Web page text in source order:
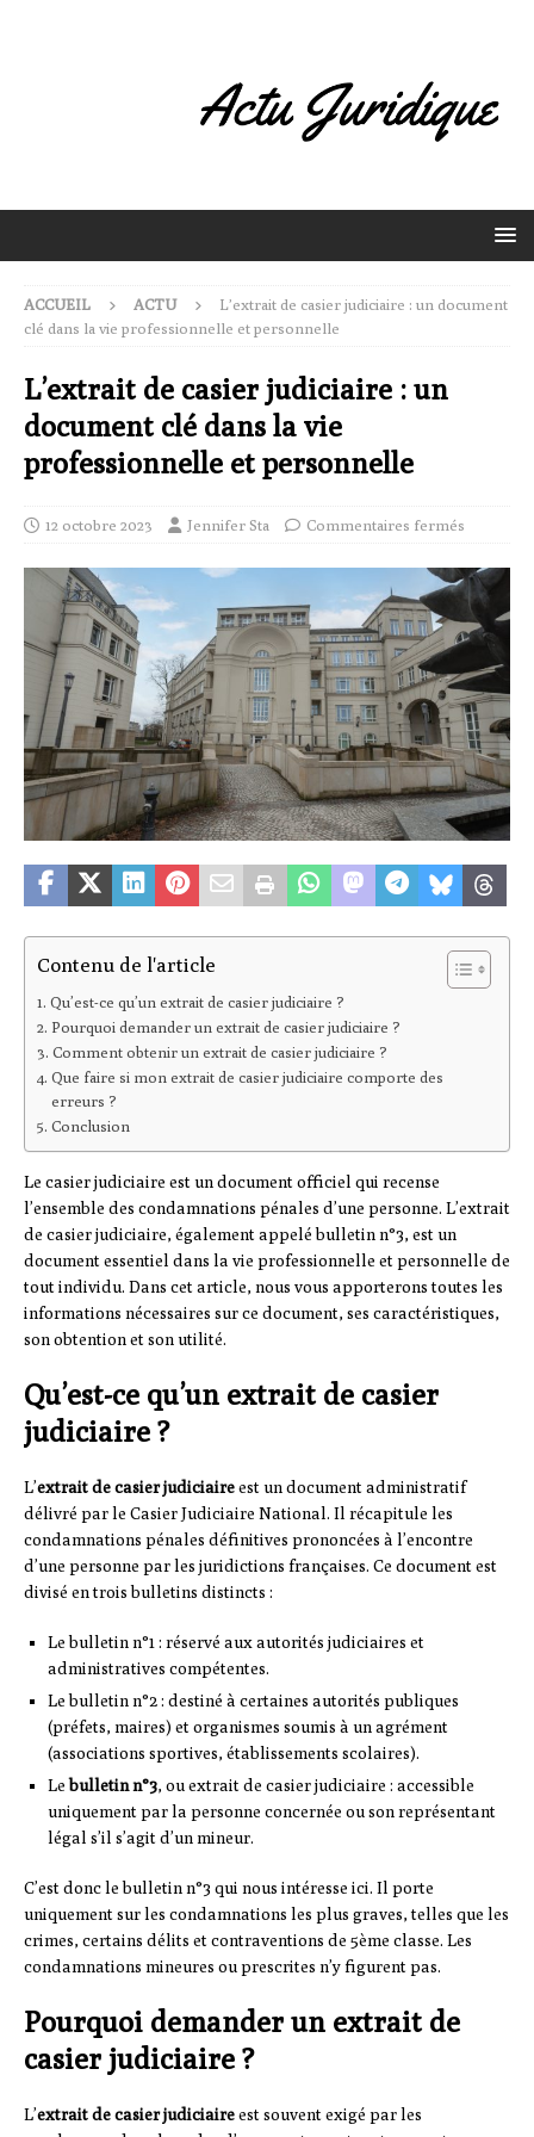
ACCUEIL ACTU
L’extrait de casier judiciaire : un document
clé dans la vie professionnelle et personnelle
L’extrait de casier judiciaire : un
document clé dans la vie
professionnelle et personnelle
12 octobre 2023 Jennifer Sta Commentaires fermés
Contenu de l'article
Qu’est-ce qu’un extrait de casier judiciaire ?
Pourquoi demander un extrait de casier judiciaire ?
Comment obtenir un extrait de casier judiciaire ?
Que faire si mon extrait de casier judiciaire comporte des
erreurs ?
Conclusion
Le casier judiciaire est un document officiel qui recense
l’ensemble des condamnations pénales d’une personne. L’extrait
de casier judiciaire, également appelé bulletin n°3, est un
document essentiel dans la vie professionnelle et personnelle de
tout individu. Dans cet article, nous vous apporterons toutes les
informations nécessaires sur ce document, ses caractéristiques,
son obtention et son utilité.
Qu’est-ce qu’un extrait de casier
judiciaire ?
L’extrait de casier judiciaireest un document administratif
délivré par le Casier Judiciaire National. Il récapitule les
condamnations pénales définitives prononcées à l’encontre
d’une personne par les juridictions françaises. Ce document est
divisé en trois bulletins distincts :
Le bulletin n°1 : réservé aux autorités judiciaires et
administratives compétentes.
Le bulletin n°2 : destiné à certaines autorités publiques
(préfets, maires) et organismes soumis à un agrément
(associations sportives, établissements scolaires).
Lebulletin n°3, ou extrait de casier judiciaire : accessible
uniquement par la personne concernée ou son représentant
légal s’il s’agit d’un mineur.
C’est donc le bulletin n°3 qui nous intéresse ici. Il porte
uniquement sur les condamnations les plus graves, telles que les
crimes, certains délits et contraventions de 5ème classe. Les
condamnations mineures ou prescrites n’y figurent pas.
Pourquoi demander un extrait de
casier judiciaire ?
L’extrait de casier judiciaireest souvent exigé par les